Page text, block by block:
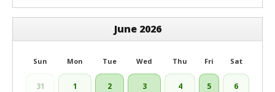
June 2026
Sun Mon Tue Wed Thu Fri Sat
31 1 2 3 4 5 6